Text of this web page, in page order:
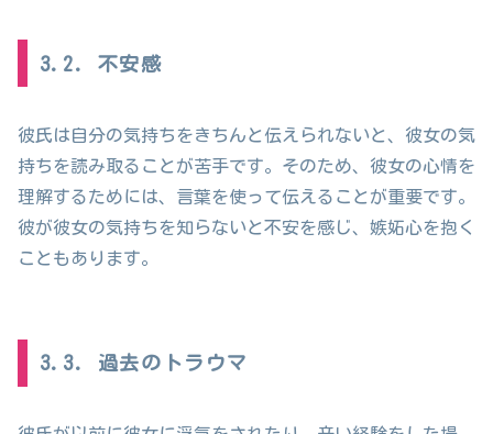
3.2. 不安感
彼氏は自分の気持ちをきちんと伝えられないと、彼女の気
持ちを読み取ることが苦手です。そのため、彼女の心情を
理解するためには、言葉を使って伝えることが重要です。
彼が彼女の気持ちを知らないと不安を感じ、嫉妬心を抱く
こともあります。
3.3. 過去のトラウマ